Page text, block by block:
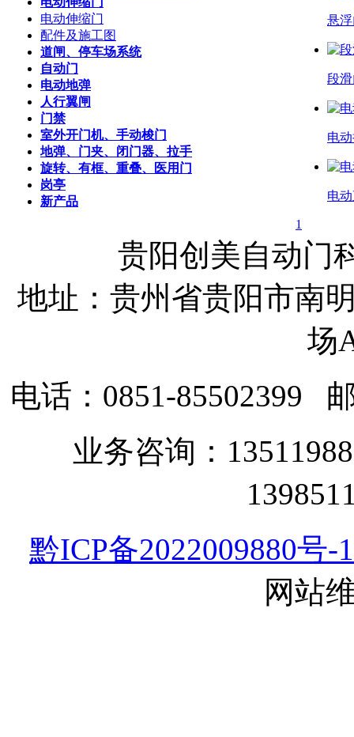
电动伸缩门
配件及施工图
道闸、停车场系统
自动门
电动地弹
人行翼闸
门禁
室外开门机、手动梭门
地弹、门夹、闭门器、拉手
旋转、有框、重叠、医用门
岗亭
新产品
悬
段
电
电
1
贵阳创美自动门
地址：贵州省贵阳市南
场
电话：0851-85502399
业务咨询：
黔ICP备2022009880号-1
网站